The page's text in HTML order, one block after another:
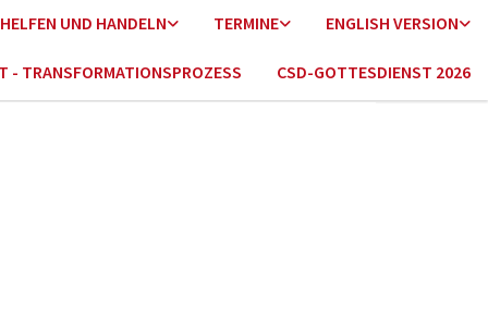
HELFEN UND HANDELN TERMINE ENGLISH VERSION
- TRANSFORMATIONSPROZESS CSD-GOTTESDIENST 2026